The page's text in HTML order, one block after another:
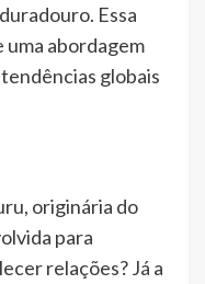
Essa
abordagem
globais
originária do
para
relações? Já a